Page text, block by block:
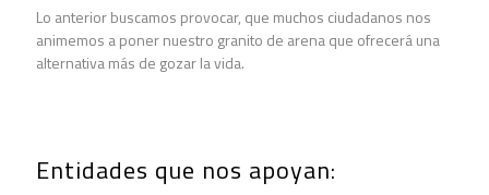
Lo anterior buscamos provocar, que muchos ciudadanos nos
animemos a poner nuestro granito de arena que ofrecerá una
alternativa más de gozar la vida.
Entidades que nos apoyan: